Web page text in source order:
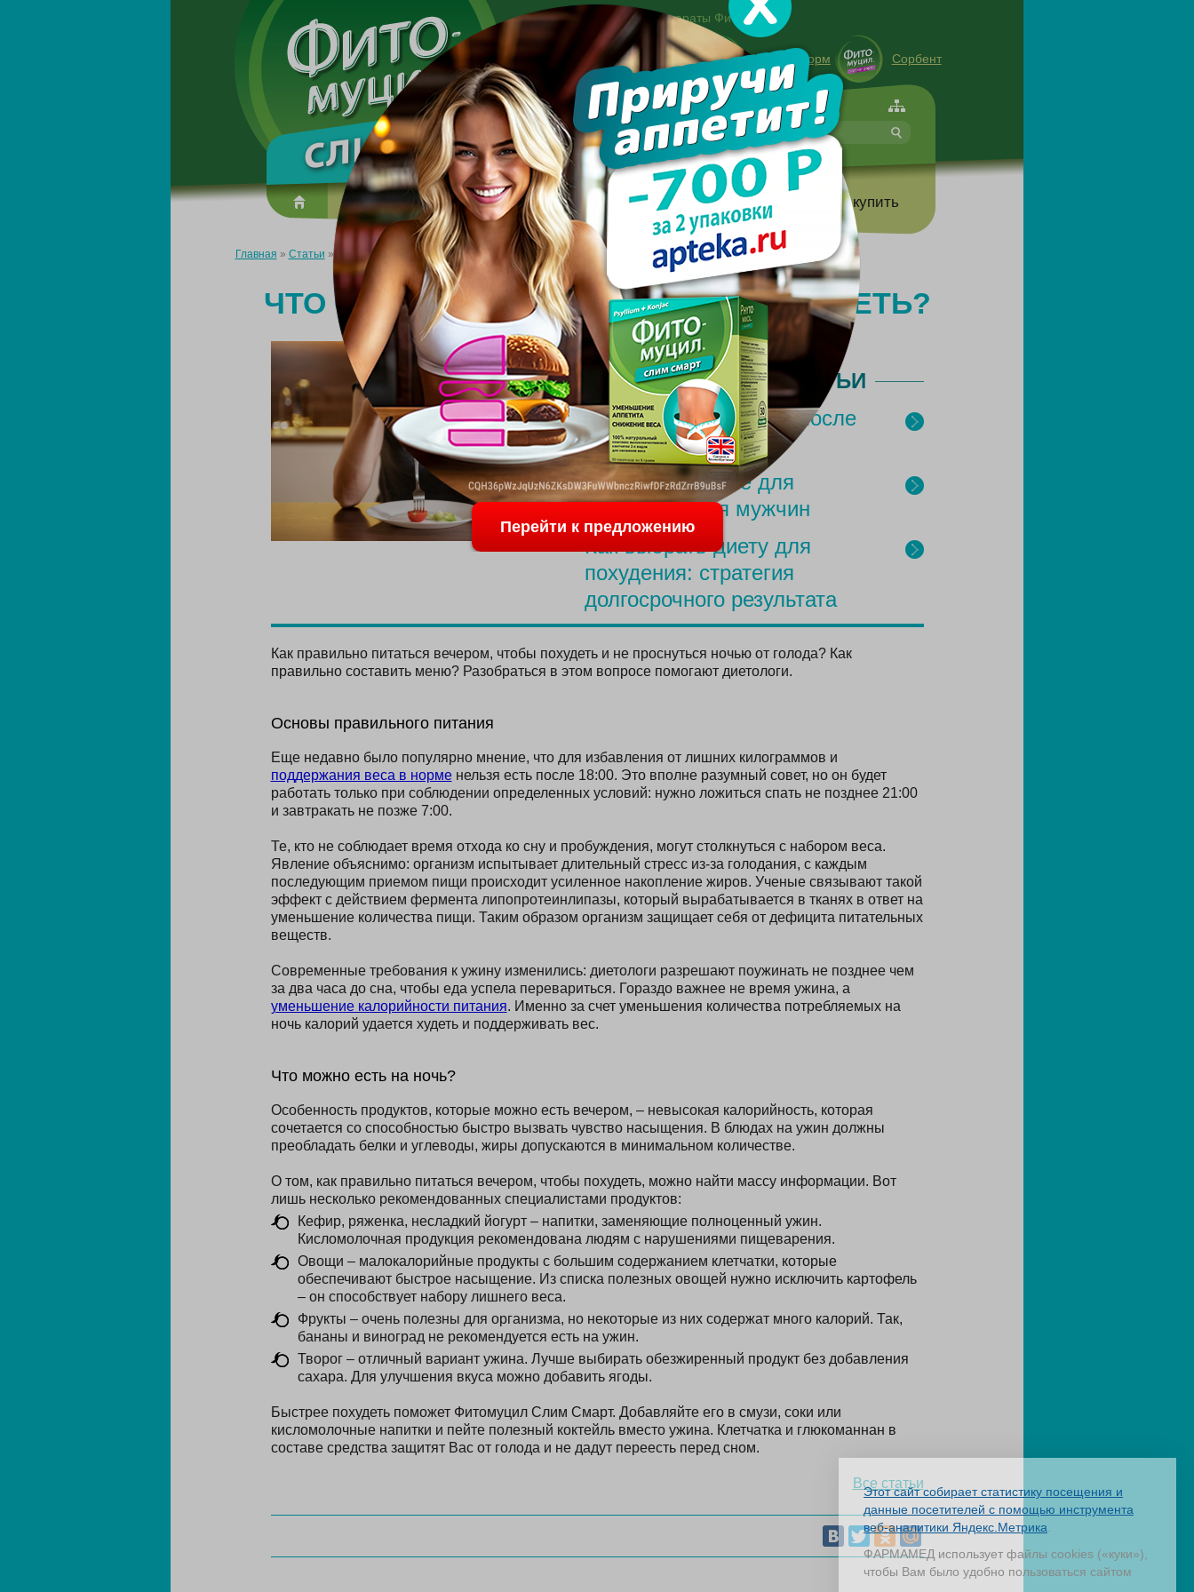
Другие препараты Фитомуцил:
Норм Холестенорм Сорбент
форте
Made in the UK
Консультация специалиста:
+7 495 744-06-27
О препарате Усиль эффект Полезно знать Вопрос-ответ Где купить
Главная » Статьи »Что съесть на ночь, чтобы похудеть?
ЧТО СЪЕСТЬ НА НОЧЬ, ЧТОБЫ ПОХУДЕТЬ?
ПОСЛЕДНИЕ СТАТЬИ
Меню для похудения после
родов
Простое питание для
похудения для мужчин
Как выбрать диету для
похудения: стратегия
долгосрочного результата
Как правильно питаться вечером, чтобы похудеть и не проснуться ночью от голода? Как
правильно составить меню? Разобраться в этом вопросе помогают диетологи.
Основы правильного питания
Еще недавно было популярно мнение, что для избавления от лишних килограммов и
поддержания веса в норменельзя есть после 18:00. Это вполне разумный совет, но он будет
работать только при соблюдении определенных условий: нужно ложиться спать не позднее 21:00
и завтракать не позже 7:00.
Те, кто не соблюдает время отхода ко сну и пробуждения, могут столкнуться с набором веса.
Явление объяснимо: организм испытывает длительный стресс из-за голодания, с каждым
последующим приемом пищи происходит усиленное накопление жиров. Ученые связывают такой
эффект с действием фермента липопротеинлипазы, который вырабатывается в тканях в ответ на
уменьшение количества пищи. Таким образом организм защищает себя от дефицита питательных
веществ.
Современные требования к ужину изменились: диетологи разрешают поужинать не позднее чем
за два часа до сна, чтобы еда успела перевариться. Гораздо важнее не время ужина, а
уменьшение калорийности питания. Именно за счет уменьшения количества потребляемых на
ночь калорий удается худеть и поддерживать вес.
Что можно есть на ночь?
Особенность продуктов, которые можно есть вечером, – невысокая калорийность, которая
сочетается со способностью быстро вызвать чувство насыщения. В блюдах на ужин должны
преобладать белки и углеводы, жиры допускаются в минимальном количестве.
О том, как правильно питаться вечером, чтобы похудеть, можно найти массу информации. Вот
лишь несколько рекомендованных специалистами продуктов:
Кефир, ряженка, несладкий йогурт – напитки, заменяющие полноценный ужин.
Кисломолочная продукция рекомендована людям с нарушениями пищеварения.
Овощи – малокалорийные продукты с большим содержанием клетчатки, которые
обеспечивают быстрое насыщение. Из списка полезных овощей нужно исключить картофель
– он способствует набору лишнего веса.
Фрукты – очень полезны для организма, но некоторые из них содержат много калорий. Так,
бананы и виноград не рекомендуется есть на ужин.
Творог – отличный вариант ужина. Лучше выбирать обезжиренный продукт без добавления
сахара. Для улучшения вкуса можно добавить ягоды.
Быстрее похудеть поможет Фитомуцил Слим Смарт. Добавляйте его в смузи, соки или
кисломолочные напитки и пейте полезный коктейль вместо ужина. Клетчатка и глюкоманнан в
составе средства защитят Вас от голода и не дадут переесть перед сном.
Все статьи
Перейти к предложению
Этот сайт собирает статистику посещения и
данные посетителей с помощью инструмента
веб-аналитики Яндекс.Метрика
ФАРМАМЕД использует файлы cookies («куки»),
чтобы Вам было удобно пользоваться сайтом